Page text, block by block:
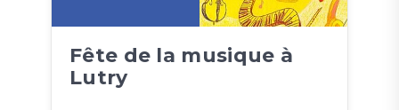
Fête de la musique à
Lutry